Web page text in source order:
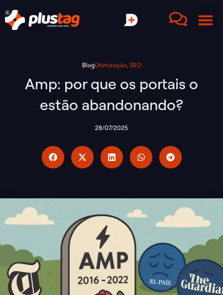
BlogOtimização, SEO
Amp: por que os portais o
estão abandonando?
28/07/2025